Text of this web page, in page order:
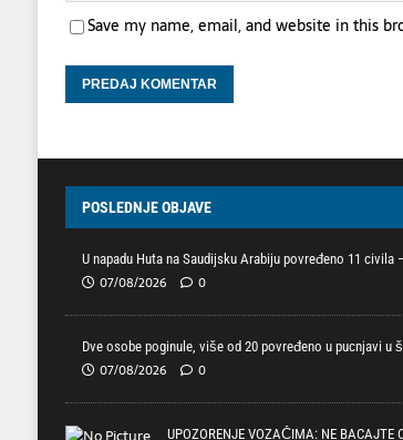
Save my name, email, and website in this
POSLEDNJE OBJAVE
U napadu Huta na Saudijsku Arabiju povređeno 11 civila
07/08/2026 0
Dve osobe poginule, više od 20 povređeno u pucnjavi u
07/08/2026 0
UPOZORENJE VOZAČIMA: NE BACAJTE